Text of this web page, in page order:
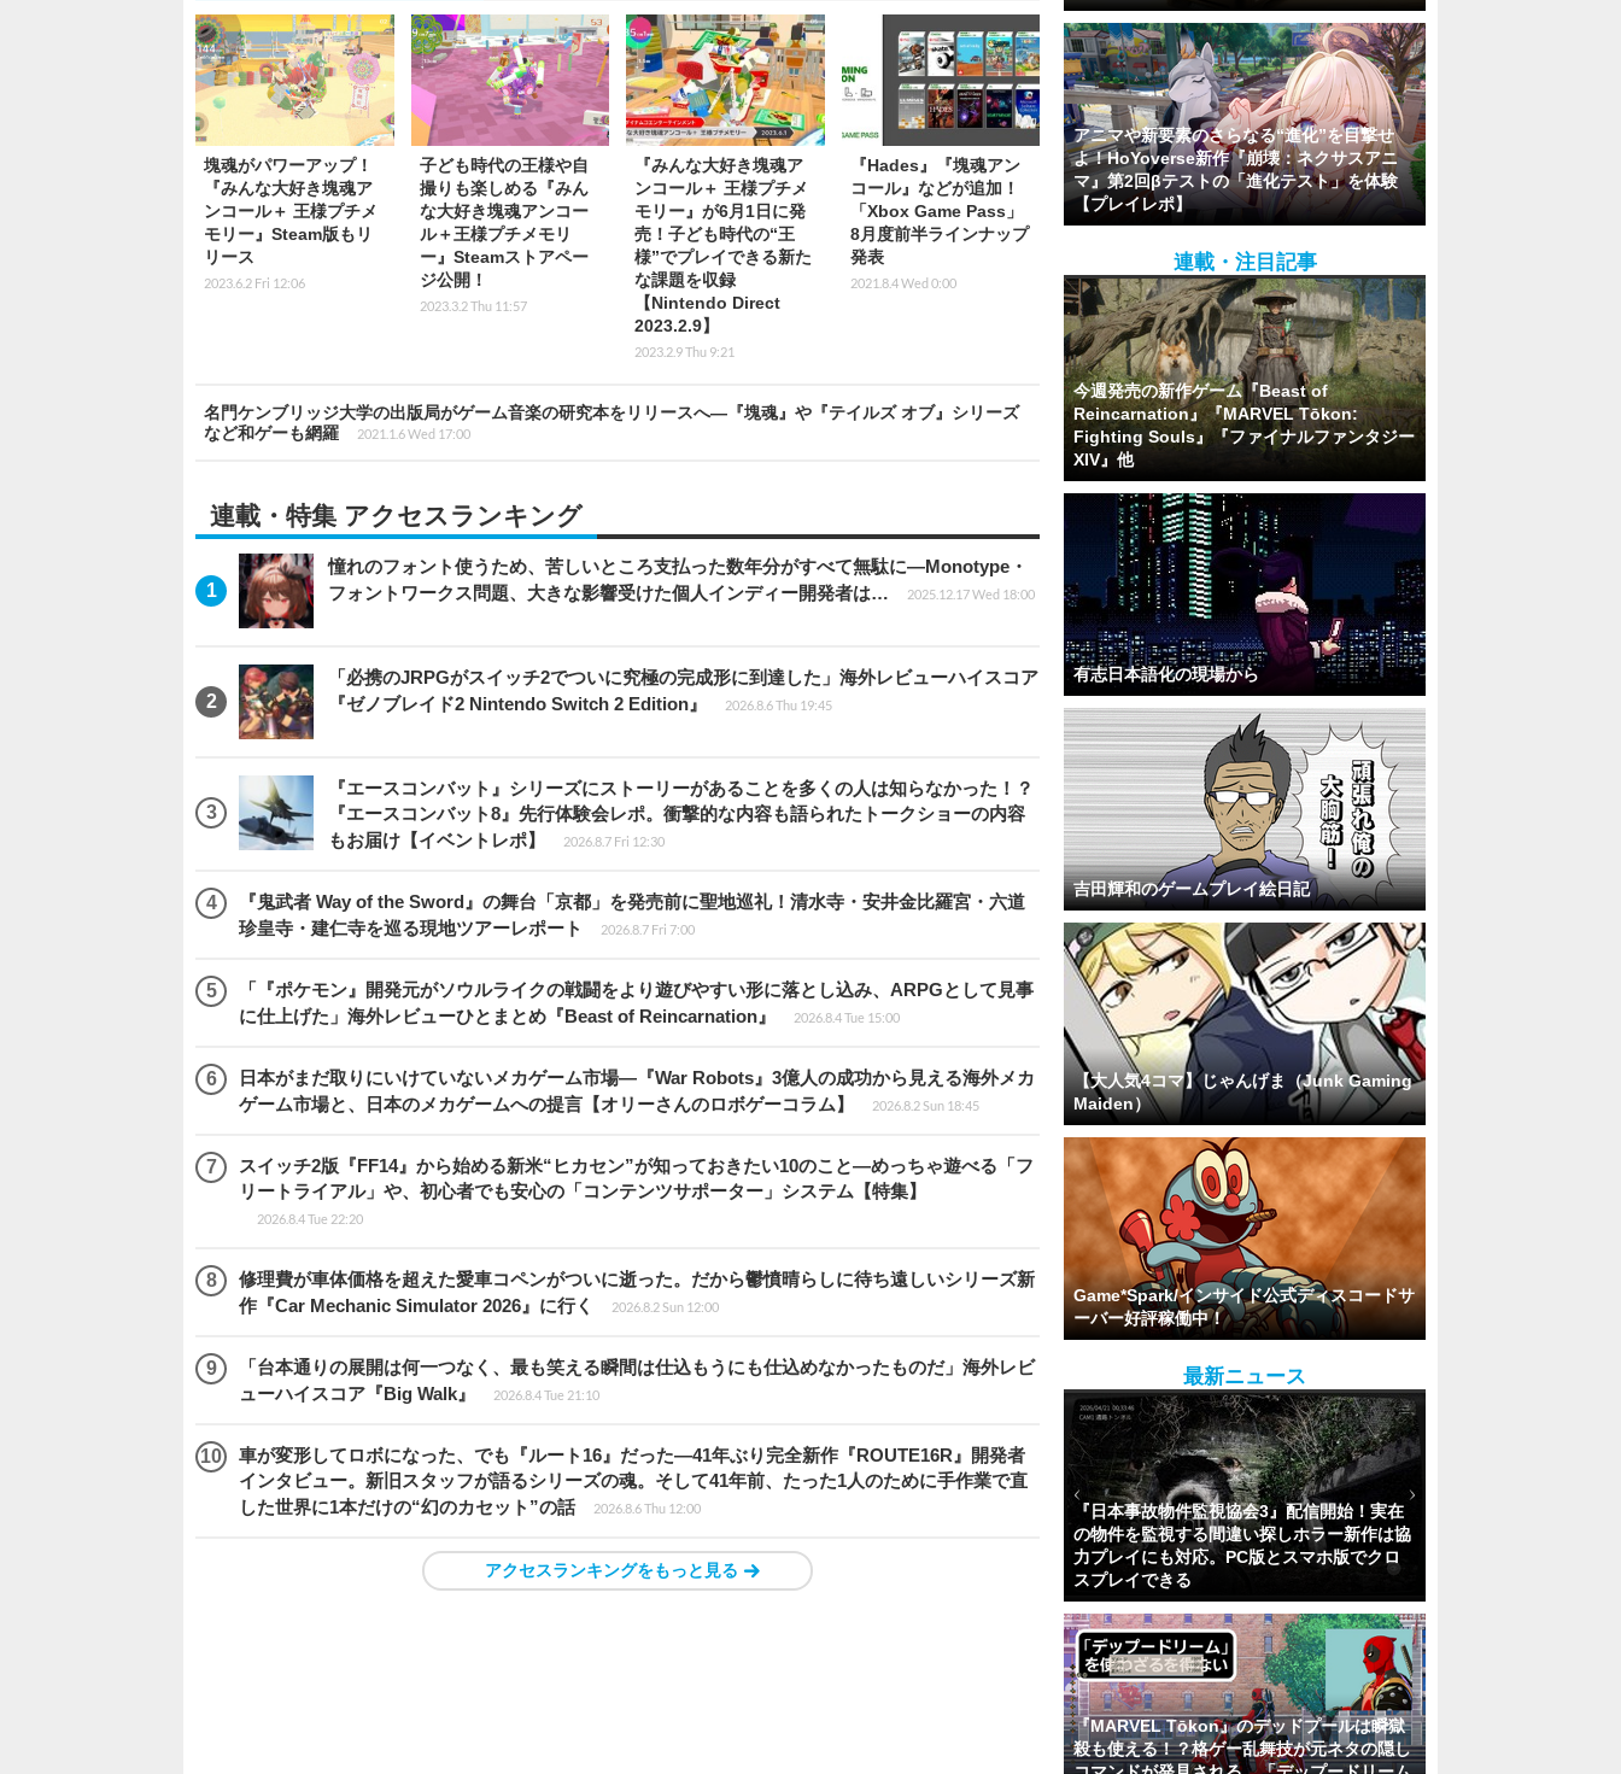
塊魂がパワーアップ！
『みんな大好き塊魂ア
ンコール＋ 王様プチメ
モリー』Steam版もリ
リース
2023.6.2 Fri 12:06
子ども時代の王様や自
撮りも楽しめる『みん
な大好き塊魂アンコー
ル＋王様プチメモリ
ー』Steamストアペー
ジ公開！
2023.3.2 Thu 11:57
『みんな大好き塊魂ア
ンコール＋ 王様プチメ
モリー』が6月1日に発
売！子ども時代の“王
様”でプレイできる新た
な課題を収録
【Nintendo Direct
2023.2.9】
2023.2.9 Thu 9:21
『Hades』『塊魂アン
コール』などが追加！
「Xbox Game Pass」
8月度前半ラインナップ
発表
2021.8.4 Wed 0:00
名門ケンブリッジ大学の出版局がゲーム音楽の研究本をリリースへ―『塊魂』や『テイルズ オブ』シリーズ
など和ゲーも網羅
2021.1.6 Wed 17:00
連載・特集 アクセスランキング
憧れのフォント使うため、苦しいところ支払った数年分がすべて無駄に―Monotype・
フォントワークス問題、大きな影響受けた個人インディー開発者は…
2025.12.17 Wed 18:00
「必携のJRPGがスイッチ2でついに究極の完成形に到達した」海外レビューハイスコア
『ゼノブレイド2 Nintendo Switch 2 Edition』
2026.8.6 Thu 19:45
『エースコンバット』シリーズにストーリーがあることを多くの人は知らなかった！？
『エースコンバット8』先行体験会レポ。衝撃的な内容も語られたトークショーの内容
もお届け【イベントレポ】
2026.8.7 Fri 12:30
『鬼武者 Way of the Sword』の舞台「京都」を発売前に聖地巡礼！清水寺・安井金比羅宮・六道
珍皇寺・建仁寺を巡る現地ツアーレポート
2026.8.7 Fri 7:00
「『ポケモン』開発元がソウルライクの戦闘をより遊びやすい形に落とし込み、ARPGとして見事
に仕上げた」海外レビューひとまとめ『Beast of Reincarnation』
2026.8.4 Tue 15:00
日本がまだ取りにいけていないメカゲーム市場―『War Robots』3億人の成功から見える海外メカ
ゲーム市場と、日本のメカゲームへの提言【オリーさんのロボゲーコラム】
2026.8.2 Sun 18:45
スイッチ2版『FF14』から始める新米“ヒカセン”が知っておきたい10のこと―めっちゃ遊べる「フ
リートライアル」や、初心者でも安心の「コンテンツサポーター」システム【特集】
2026.8.4 Tue 22:20
修理費が車体価格を超えた愛車コペンがついに逝った。だから鬱憤晴らしに待ち遠しいシリーズ新
作『Car Mechanic Simulator 2026』に行く
2026.8.2 Sun 12:00
「台本通りの展開は何一つなく、最も笑える瞬間は仕込もうにも仕込めなかったものだ」海外レビ
ューハイスコア『Big Walk』
2026.8.4 Tue 21:10
車が変形してロボになった、でも『ルート16』だった―41年ぶり完全新作『ROUTE16R』開発者
インタビュー。新旧スタッフが語るシリーズの魂。そして41年前、たった1人のために手作業で直
した世界に1本だけの“幻のカセット”の話
2026.8.6 Thu 12:00
アクセスランキングをもっと見る
アニマや新要素のさらなる“進化”を目撃せ
よ！HoYoverse新作『崩壊：ネクサスアニ
マ』第2回βテストの「進化テスト」を体験
【プレイレポ】
連載・注目記事
今週発売の新作ゲーム『Beast of
Reincarnation』『MARVEL Tōkon:
Fighting Souls』『ファイナルファンタジー
XIV』他
有志日本語化の現場から
吉田輝和のゲームプレイ絵日記
【大人気4コマ】じゃんげま（Junk Gaming
Maiden）
Game*Spark/インサイド公式ディスコードサ
ーバー好評稼働中！
最新ニュース
『日本事故物件監視協会3』配信開始！実在
の物件を監視する間違い探しホラー新作は協
力プレイにも対応。PC版とスマホ版でクロ
スプレイできる
『MARVEL Tōkon』のデッドプールは瞬獄
殺も使える！？格ゲー乱舞技が元ネタの隠し